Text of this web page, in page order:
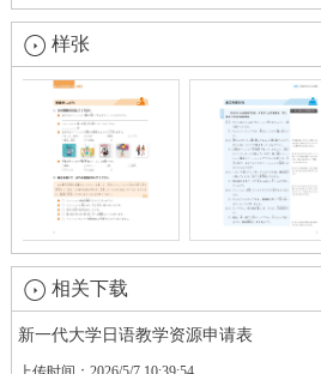
样张
相关下载
新一代大学日语教学资源申请表